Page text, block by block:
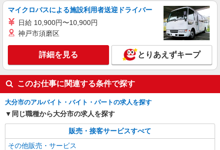
マイクロバスによる施設利用者送迎ドライバー
日給 10,900円〜10,900円
神戸市須磨区
詳細を見る とりあえずキープ
このお仕事に関連する条件で探す
大分市のアルバイト・バイト・パートの求人を探す
同じ職種から大分市の求人を探す
販売・接客サービスすべて
その他販売・サービス